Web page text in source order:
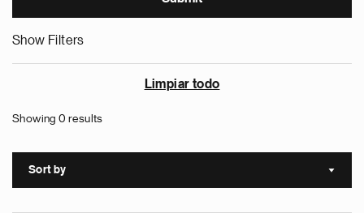
Show Filters
Limpiar todo
Showing 0 results
Sort by Sort